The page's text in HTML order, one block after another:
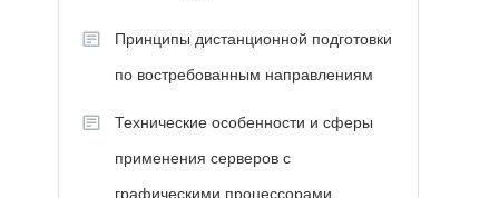
Принципы дистанционной подготовки
по востребованным направлениям
Технические особенности и сферы
применения серверов с
графическими процессорами